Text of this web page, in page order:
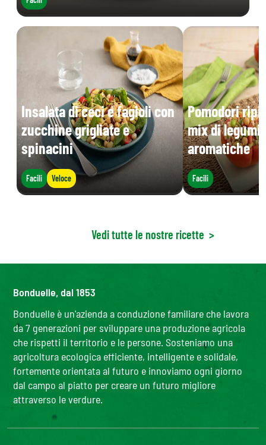
Insalata di ceci e fagioli con
zucchine grigliate e
spinacini
Facili Veloce
Pomodori
mix di legumi
aromatiche
Facili
Vedi tutte le nostre ricette >
Bonduelle, dal 1853
Bonduelle è un'azienda a conduzione familiare che lavora
da 7 generazioni per sviluppare una produzione agricola
che rispetti il territorio e le persone. Sosteniamo una
agricoltura ecologica efficiente, intelligente e solidale,
fortemente orientata al futuro e innoviamo ogni giorno
dal campo al piatto per creare un futuro migliore
attraverso le verdure.